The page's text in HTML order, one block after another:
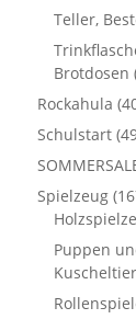
Teller,
Brotdosen
Rockahula
Schulstart
Spielzeug
Puppen